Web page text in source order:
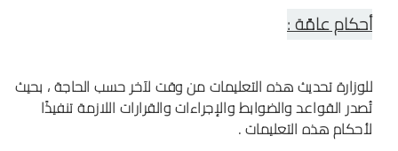
أحكام عامّة :
للوزارة تحديث هذه التعليمات من وقت لآخر حسب الحاجة ، بحيث
تُصدر القواعد والضوابط والإجراءات والقرارات اللازمة تنفيذًا
لأحكام هذه التعليمات .